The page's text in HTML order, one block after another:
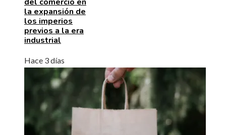
la expansión de
los imperios
previos a la era
industrial
Hace 3 días